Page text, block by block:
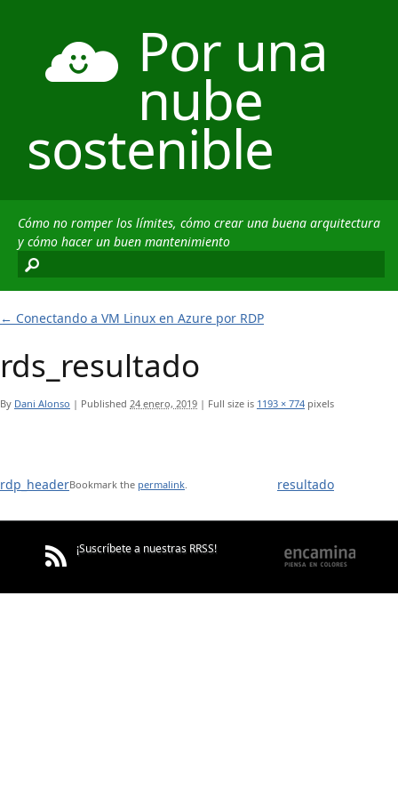
Por una
nube
sostenible
Cómo no romper los límites, cómo crear una buena arquitectura
y cómo hacer un buen mantenimiento
← Conectando a VM Linux en Azure por RDP
rds_resultado
By Dani Alonso | Published 24 enero, 2019 | Full size is 1193 × 774 pixels
rdp_header resultado
Bookmark the permalink
¡Suscríbete a nuestras RRSS!